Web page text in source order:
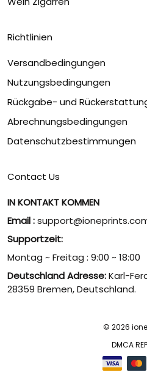
Richtlinien
Versandbedingungen
Nutzungsbedingungen
Rückgabe- und
Abrechnungsbedingungen
Datenschutzbestimmungen
Contact Us
IN KONTAKT KOMMEN
Email :
Supportzeit:
Montag ~ Freitag : 9:00 ~ 18:00
Deutschland Adresse:Karl-
28359 Bremen, Deutschland.
© 2026
DMCA